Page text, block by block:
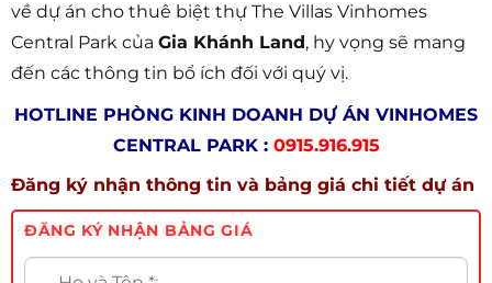
về dự án cho thuê biệt thự The Villas Vinhomes
Central Park của Gia Khánh Land, hy vọng sẽ mang
đến các thông tin bổ ích đối với quý vị.
HOTLINE PHÒNG KINH DOANH DỰ ÁN VINHOMES
CENTRAL PARK : 0915.916.915
Đăng ký nhận thông tin và bảng giá chi tiết dự án
ĐĂNG KÝ NHẬN BẢNG GIÁ